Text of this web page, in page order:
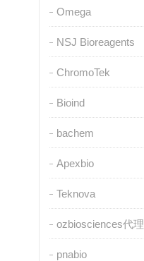
Omega
NSJ Bioreagents
ChromoTek
Bioind
bachem
Apexbio
Teknova
ozbiosciences代理
pnabio